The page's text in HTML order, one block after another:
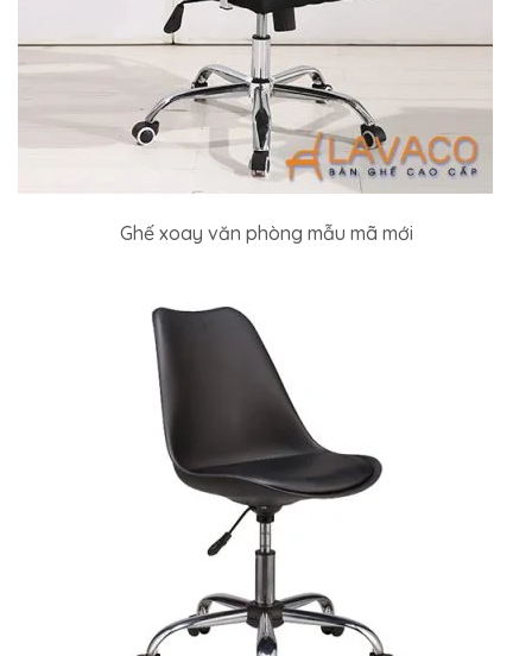
Ghế xoay văn phòng mẫu mã mới